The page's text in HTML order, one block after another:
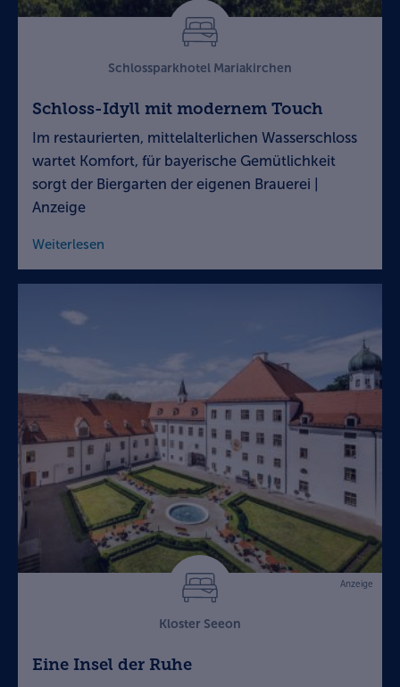
Schlossparkhotel Mariakirchen
Schloss-Idyll mit modernem Touch
Im restaurierten, mittelalterlichen Wasserschloss
wartet Komfort, für bayerische Gemütlichkeit
sorgt der Biergarten der eigenen Brauerei |
Anzeige
Weiterlesen
Anzeige
Kloster Seeon
Eine Insel der Ruhe